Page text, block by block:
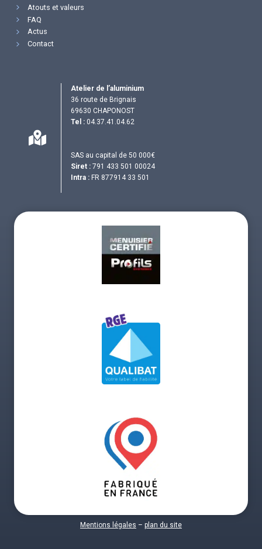
Atouts et valeurs
FAQ
Actus
Contact
Atelier de l’aluminium
36 route de Brignais
69630 CHAPONOST
Tel : 04.37.41.04.62
SAS au capital de 50 000€
Siret : 791 433 501 00024
Intra : FR 877914 33 501
Mentions légales – plan du site